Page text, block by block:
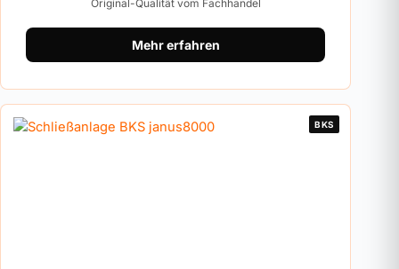
Original-Qualität vom Fachhandel
Mehr erfahren
BKS